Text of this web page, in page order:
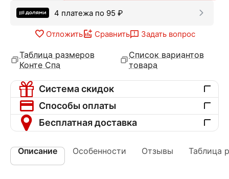
4 платежа по 95 ₽
Отложить Сравнить Задать вопрос
Таблица размеров
Конте Спа
Список вариантов
товара
Система скидок
Способы оплаты
Бесплатная доставка
Описание Особенности Отзывы Таблица